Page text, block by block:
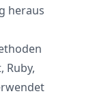
heraus
Ruby,